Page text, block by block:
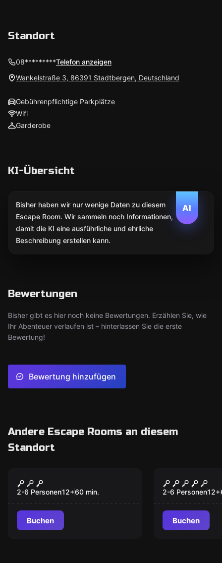
Standort
08*********Telefon anzeigen
Wankelstraße 3, 86391 Stadtbergen, Deutschland
Gebührenpflichtige Parkplätze
Wifi
Garderobe
KI-Übersicht
AI
Bisher haben wir nur wenige Daten zu diesem
Escape Room. Wir sammeln noch Informationen,
damit die KI eine ausführliche und ehrliche
Beschreibung erstellen kann.
Bewertungen
Bisher gibt es hier noch keine Bewertungen. Erzählen Sie, wie
Ihr Abenteuer verlaufen ist – hinterlassen Sie die erste
Bewertung!
Bewertung hinzufügen
Andere Escape Rooms an diesem
Standort
Jungle Quest VR
2-6 Personen12+60 min.
Buchen
Mission
2-6 Personen12+
Buchen